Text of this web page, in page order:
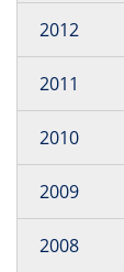
2012
2011
2010
2009
2008